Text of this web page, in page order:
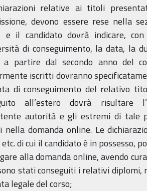
relative ai titoli
devono essere rese nella
e il candidato dovrà indicare,
di conseguimento, la data, la
partire dal secondo anno del
iscritti dovranno
di conseguimento del relativo
all’estero dovrà risultare
autorità e gli estremi di tale
nella domanda online. Le
di cui il candidato è in possesso,
alla domanda online, avendo
stati conseguiti i relativi diplomi,
legale del corso;